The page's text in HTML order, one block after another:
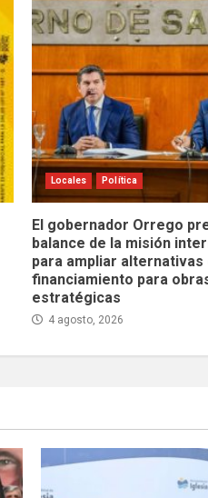
Locales Política
El gobernador Orrego
balance de la misión
para ampliar alternativas
financiamiento para
estratégicas
4 agosto, 2026